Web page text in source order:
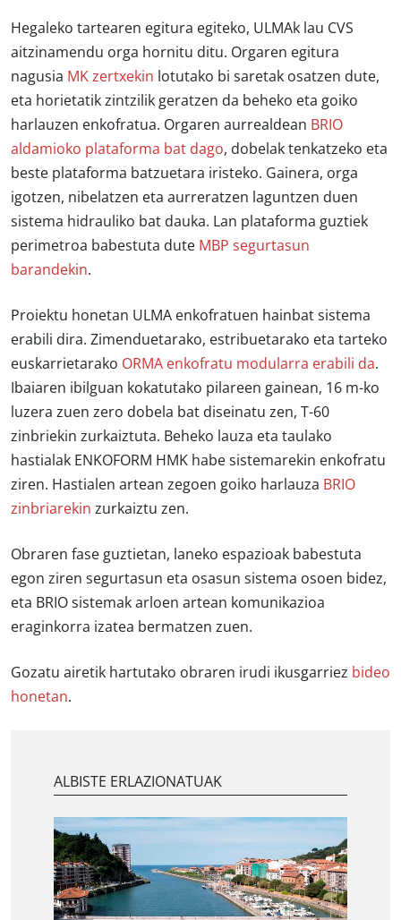
Hegaleko tartearen egitura egiteko, ULMAk lau CVS
aitzinamendu orga hornitu ditu. Orgaren egitura
nagusia MK zertxekin lotutako bi saretak osatzen dute,
eta horietatik zintzilik geratzen da beheko eta goiko
harlauzen enkofratua. Orgaren aurrealdean BRIO
aldamioko plataforma bat dago, dobelak tenkatzeko eta
beste plataforma batzuetara iristeko. Gainera, orga
igotzen, nibelatzen eta aurreratzen laguntzen duen
sistema hidrauliko bat dauka. Lan plataforma guztiek
perimetroa babestuta dute MBP segurtasun
barandekin.
Proiektu honetan ULMA enkofratuen hainbat sistema
erabili dira. Zimenduetarako, estribuetarako eta tarteko
euskarrietarako ORMA enkofratu modularra erabili da.
Ibaiaren ibilguan kokatutako pilareen gainean, 16 m-ko
luzera zuen zero dobela bat diseinatu zen, T-60
zinbriekin zurkaiztuta. Beheko lauza eta taulako
hastialak ENKOFORM HMK habe sistemarekin enkofratu
ziren. Hastialen artean zegoen goiko harlauza BRIO
zinbriarekin zurkaiztu zen.
Obraren fase guztietan, laneko espazioak babestuta
egon ziren segurtasun eta osasun sistema osoen bidez,
eta BRIO sistemak arloen artean komunikazioa
eraginkorra izatea bermatzen zuen.
Gozatu airetik hartutako obraren irudi ikusgarriez bideo
honetan.
ALBISTE ERLAZIONATUAK